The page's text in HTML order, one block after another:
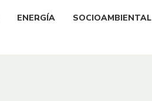
ENERGÍA SOCIOAMBIENTAL